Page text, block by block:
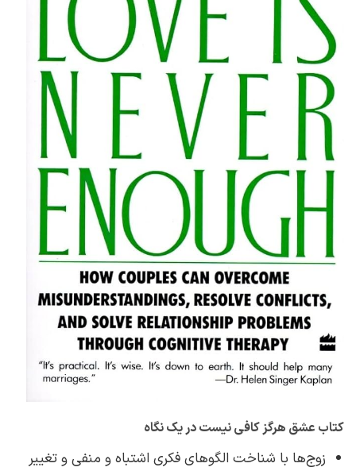
کتاب عشق هرگز کافی نیست در یک نگاه
زوج‌ها با شناخت الگوهای فکری اشتباه و منفی و تغییر